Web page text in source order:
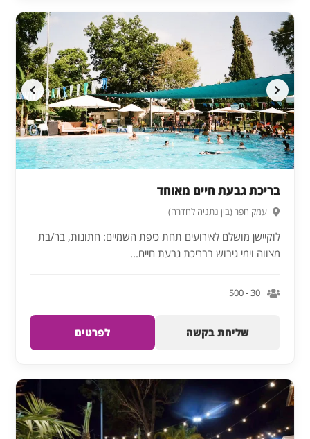
בריכת גבעת חיים מאוחד
עמק חפר (בין נתניה לחדרה)
לוקיישן מושלם לאירועים תחת כיפת השמיים: חתונות, בר/בת
מצווה וימי גיבוש בבריכת גבעת חיים...
30 - 500
שליחת בקשה לפרטים